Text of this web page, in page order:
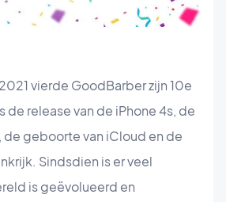
vierde GoodBarber zijn 10e
de release van de iPhone 4s, de
de geboorte van iCloud en de
Sindsdien is er veel
is geëvolueerd en